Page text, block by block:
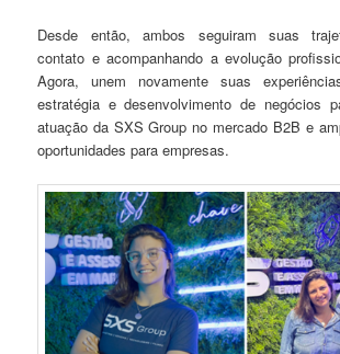
Desde então, ambos seguiram suas
contato e acompanhando a evolução
Agora, unem novamente suas
estratégia e desenvolvimento de negócios
atuação da SXS Group no mercado B2B e
oportunidades para empresas.